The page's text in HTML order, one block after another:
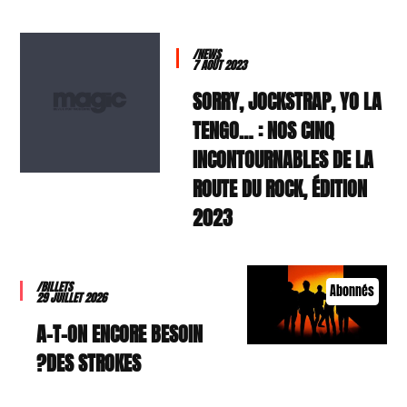
/NEWS
7 AOÛT 2023
SORRY, JOCKSTRAP, YO LA
TENGO… : NOS CINQ
INCONTOURNABLES DE LA
ROUTE DU ROCK, ÉDITION
2023
Abonnés
/BILLETS
29 JUILLET 2026
A-T-ON ENCORE BESOIN
DES STROKES?